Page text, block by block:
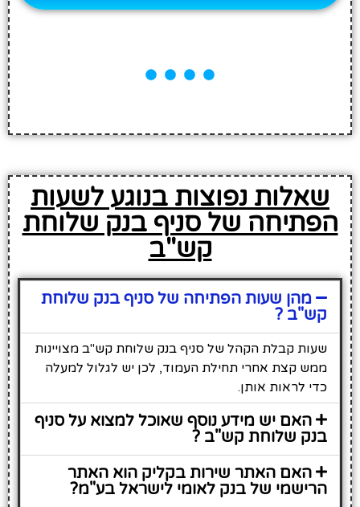
שאלות נפוצות בנוגע לשעות
הפתיחה של סניף בנק שלוחת
קש"ב
מהן שעות הפתיחה של סניף בנק שלוחת
קש"ב ?
שעות קבלת הקהל של סניף בנק שלוחת קש"ב מצויינות
ממש קצת אחרי תחילת העמוד, לכן יש לגלול למעלה
כדי לראות אותן.
האם יש מידע נוסף שאוכל למצוא על סניף
בנק שלוחת קש"ב ?
האם האתר שירות בקליק הוא האתר
הרישמי של בנק לאומי לישראל בע"מ?